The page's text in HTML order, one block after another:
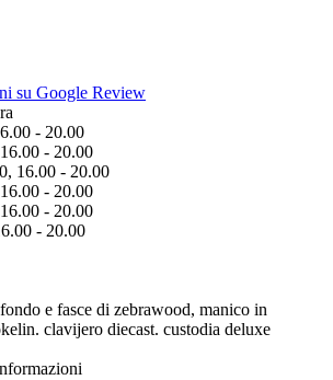
su Google Review
- 20.00
- 20.00
16.00 - 20.00
- 20.00
- 20.00
- 20.00
e fasce di zebrawood, manico in
clavijero diecast. custodia deluxe